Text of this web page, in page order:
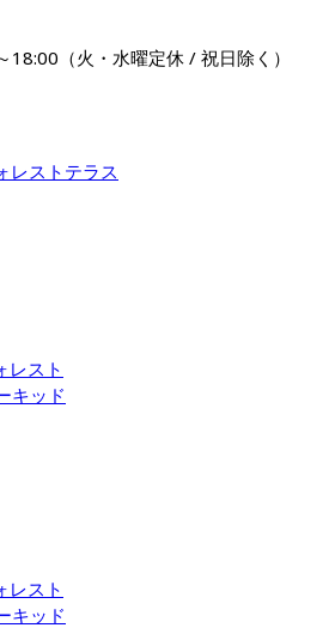
（火・水曜定休 / 祝日除く）
レストテラス
レスト
キッド
レスト
キッド